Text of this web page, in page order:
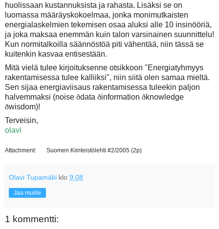
huolissaan kustannuksista ja rahasta. Lisäksi se on
luomassa määräyskokoelmaa, jonka monimutkaisten
energialaskelmien tekemisen osaa aluksi alle 10 insinööriä,
ja joka maksaa enemmän kuin talon varsinainen suunnittelu!
Kun normitalkoilla säännöstöä piti vähentää, niin tässä se
kuitenkin kasvaa entisestään.
Mitä vielä tulee kirjoituksenne otsikkoon "Energiatyhmyys
rakentamisessa tulee kalliiksi", niin siitä olen samaa mieltä.
Sen sijaa energiaviisaus rakentamisessa tuleekin paljon
halvemmaksi (noise ðdata ðinformation ðknowledge
ðwisdom)!
Terveisin,
olavi
Attachment: Suomen Kiinteistölehti #2/2005 (2p)
Olavi Tupamäki klo 9.08
Jaa muille
1 kommentti: